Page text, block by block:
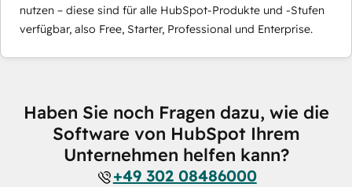
nutzen – diese sind für alle HubSpot-Produkte und -Stufen
verfügbar, also Free, Starter, Professional und Enterprise.
Haben Sie noch Fragen dazu, wie die
Software von HubSpot Ihrem
Unternehmen helfen kann?
+49 302 08486000